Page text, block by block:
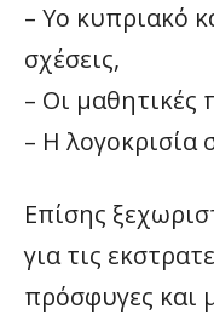
– Yο κυπριακό
σχέσεις,
– Oι μαθητικές
– H λογοκρισία
Επίσης
για τις
πρόσφυγες και